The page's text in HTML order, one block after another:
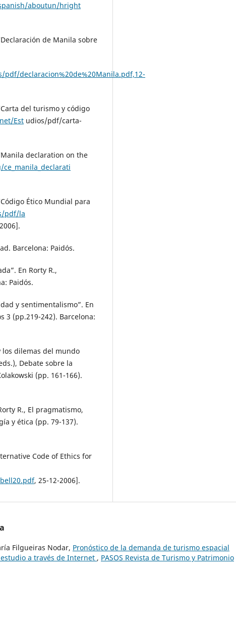
aboutun/hright
de Manila sobre
declaracion%20de%20Manila.pdf,12-
del turismo y código
Est udios/pdf/carta-
declaration on the
Ético Mundial para
pdf/la
Barcelona: Paidós.
En Rorty R.,
Paidós.
y sentimentalismo”. En
3 (pp.219-242). Barcelona:
los dilemas del mundo
Debate sobre la
(pp. 161-166).
R., El pragmatismo,
y ética (pp. 79-137).
Code of Ethics for
, 25-12-2006].
Filgueiras Nodar, Pronóstico de la demanda de turismo espacial
a través de Internet , PASOS Revista de Turismo y Patrimonio